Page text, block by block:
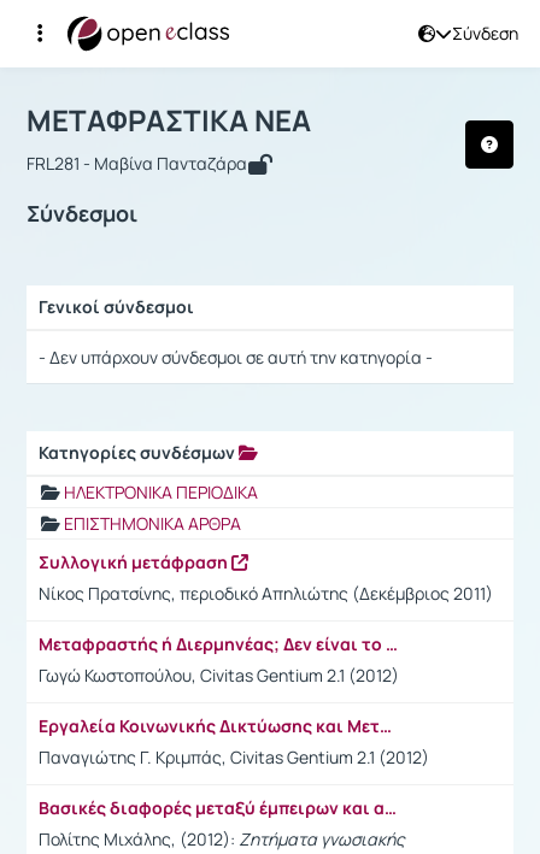
Σύνδεση
Αρχική Σελίδα
Μάθημα : ΜΕΤΑΦΡΑΣΤΙΚΑ ΝΕΑ
ΜΕΤΑΦΡΑΣΤΙΚΑ ΝΕΑ
FRL281 - Μαβίνα Πανταζάρα
Σύνδεσμοι
Γενικοί σύνδεσμοι
- Δεν υπάρχουν σύνδεσμοι σε αυτή την κατηγορία -
Κατηγορίες συνδέσμων
ΗΛΕΚΤΡΟΝΙΚΑ ΠΕΡΙΟΔΙΚΑ
ΕΠΙΣΤΗΜΟΝΙΚΑ ΑΡΘΡΑ
Συλλογική μετάφραση
Νίκος Πρατσίνης, περιοδικό Απηλιώτης (Δεκέμβριος 2011)
Μεταφραστής ή Διερμηνέας; Δεν είναι το ίδιο! Ορισμένες Απαραίτητες Διευκρινίσεις για δύο Επαγγέλματα με Πολλές Ομοιότητες, αλλά και Διαφορές
Γωγώ Κωστοπούλου, Civitas Gentium 2.1 (2012)
Εργαλεία Κοινωνικής Δικτύωσης και Μεταφραστές: Η Περiπτωση του LinkedIn
Παναγιώτης Γ. Κριμπάς, Civitas Gentium 2.1 (2012)
Βασικές διαφορές μεταξύ έμπειρων και αρχάριων μεταφραστών
Πολίτης Μιχάλης, (2012): Ζητήματα γνωσιακής